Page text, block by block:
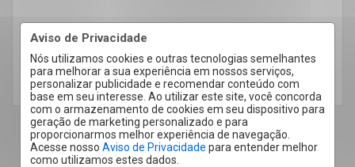
Aviso de Privacidade
Nós utilizamos cookies e outras tecnologias semelhantes
para melhorar a sua experiência em nossos serviços,
personalizar publicidade e recomendar conteúdo com
base em seu interesse. Ao utilizar este site, você concorda
com o armazenamento de cookies em seu dispositivo para
geração de marketing personalizado e para
proporcionarmos melhor experiência de navegação.
Acesse nosso Aviso de Privacidade para entender melhor
como utilizamos estes dados.
LEIA MAIS